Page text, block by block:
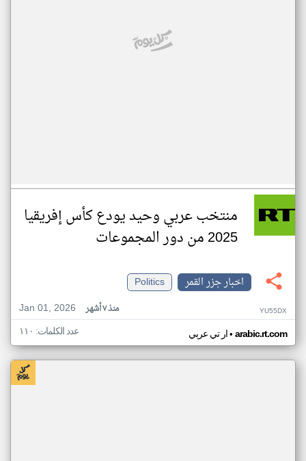
منتخب عربي وحيد يودع كأس إفريقيا
2025 من دور المجموعات
اخبار جزر القمر
Politics
Jan 01, 2026
منذ ٧ أشهر YU55DX
ار تي عربي• arabic.rt.com عدد الكلمات: ١١٠